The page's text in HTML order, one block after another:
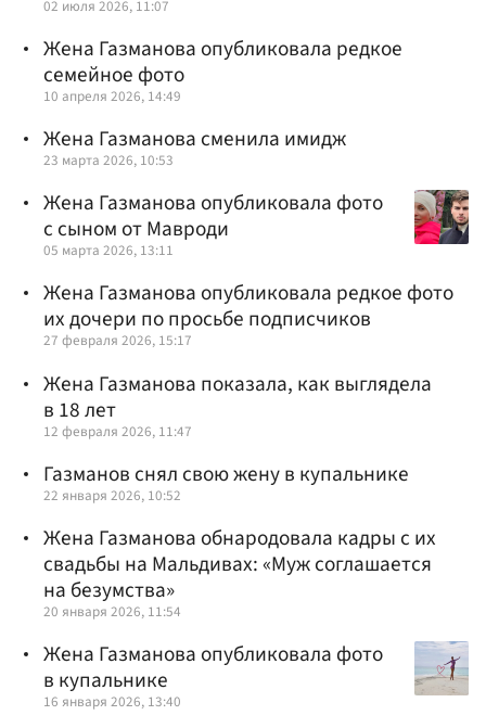
02 июля 2026, 11:07
Жена Газманова опубликовала редкое
семейное фото
10 апреля 2026, 14:49
Жена Газманова сменила имидж
23 марта 2026, 10:53
Жена Газманова опубликовала фото
с сыном от Мавроди
05 марта 2026, 13:11
Жена Газманова опубликовала редкое фото
их дочери по просьбе подписчиков
27 февраля 2026, 15:17
Жена Газманова показала, как выглядела
в 18 лет
12 февраля 2026, 11:47
Газманов снял свою жену в купальнике
22 января 2026, 10:52
Жена Газманова обнародовала кадры с их
свадьбы на Мальдивах: «Муж соглашается
на безумства»
20 января 2026, 11:54
Жена Газманова опубликовала фото
в купальнике
16 января 2026, 13:40